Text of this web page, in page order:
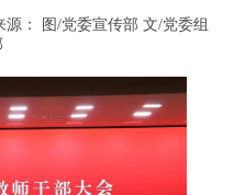
源：
图/党委宣传部 文/党委组